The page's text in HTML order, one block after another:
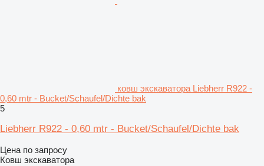
ковш экскаватора Liebherr R922 -
0,60 mtr - Bucket/Schaufel/Dichte bak
5
Liebherr R922 - 0,60 mtr - Bucket/Schaufel/Dichte bak
Цена по запросу
Ковш экскаватора